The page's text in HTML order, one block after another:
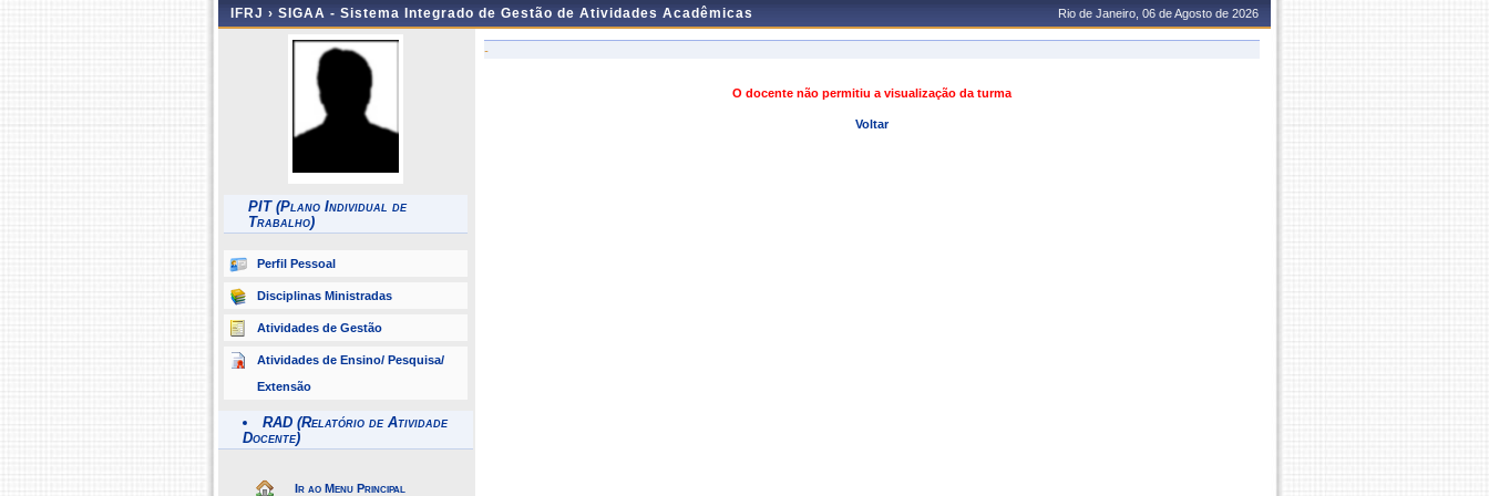
IFRJ › SIGAA - Sistema Integrado de Gestão de Atividades Acadêmicas Rio de Janeiro, 06 de Agosto de 2026
PIT (Plano Individual de
Trabalho)
Perfil Pessoal
Disciplinas Ministradas
Atividades de Gestão
Atividades de Ensino/ Pesquisa/
Extensão
RAD (Relatório de Atividade
Docente)
Ir ao Menu Principal
-
O docente não permitiu a visualização da turma
Voltar